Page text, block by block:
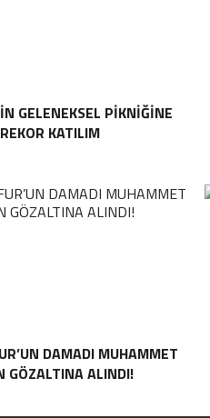
GELENEKSEL PIKNIĞINE
REKOR KATILIM
DAMADI MUHAMMET
GÖZALTINA ALINDI!